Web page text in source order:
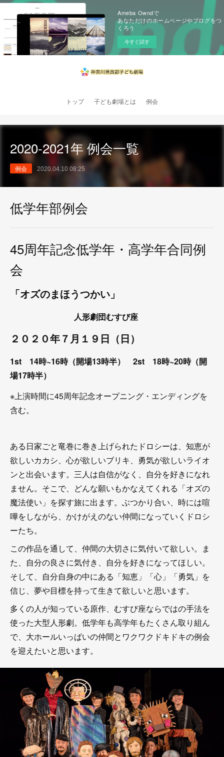
Ameba Owndで
あなただけのホームページやブログをつ
くろう
今すぐ試す
トップ 子ども劇場とは 例会
2020-2021年 例会一覧
例会 2020.04.10 08:25
低学年部例会
45周年記念低学年・高学年合同例
会
「オズのまほうつかい」
人形劇団むすび座
２０２０年７月１９日（日）
1st 14時~16時（開場13時半） 2st 18時~20時（開
場17時半）
※上演時間に45周年記念オープニング・エンディングを
含む。
ある日家ごと竜巻に巻き上げられたドロシーは、知恵が
欲しいカカシ、心が欲しいブリキ、勇気が欲しいライオ
ンと出会います。三人は自信がなく、自分を好きになれ
ません。そこで、どんな願いもかなえてくれる「オズの
魔法使い」を探す旅に出ます。ぶつかり合い、時には喧
嘩をしながら、かけがえのない仲間になっていくドロシ
ーたち。
この作品を通して、仲間の大切さに気付いて欲しい。ま
た、自分の良さに気付き、自分を好きになってほしい。
そして、自分自身の中にある「知恵」「心」「勇気」を
信じ、夢や目標を持って生きて欲しいと思います。
多くの人が知っている原作、むすび座ならではの手法を
使った大型人形劇。低学年も高学年もたくさん取り組ん
で、大ホールいっぱいの仲間とワクワクドキドキの例会
を迎えたいと思います。